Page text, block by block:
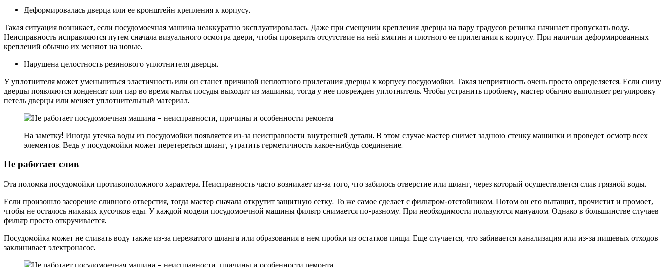
Деформировалась дверца или ее кронштейн крепления к корпусу.
Такая ситуация возникает, если посудомоечная машина неаккуратно эксплуатировалась. Даже при смещении крепления дверцы на пару градусов резинка начинает пропускать воду.
Неисправность исправляются путем сначала визуального осмотра двери, чтобы проверить отсутствие на ней вмятин и плотного ее прилегания к корпусу. При наличии деформированных
креплений обычно их меняют на новые.
Нарушена целостность резинового уплотнителя дверцы.
У уплотнителя может уменьшиться эластичность или он станет причиной неплотного прилегания дверцы к корпусу посудомойки. Такая неприятность очень просто определяется. Если снизу
дверцы появляются конденсат или пар во время мытья посуды выходит из машинки, тогда у нее поврежден уплотнитель. Чтобы устранить проблему, мастер обычно выполняет регулировку
петель дверцы или меняет уплотнительный материал.
На заметку! Иногда утечка воды из посудомойки появляется из-за неисправности внутренней детали. В этом случае мастер снимет заднюю стенку машинки и проведет осмотр всех
элементов. Ведь у посудомойки может перетереться шланг, утратить герметичность какое-нибудь соединение.
Не работает слив
Эта поломка посудомойки противоположного характера. Неисправность часто возникает из-за того, что забилось отверстие или шланг, через который осуществляется слив грязной воды.
Если произошло засорение сливного отверстия, тогда мастер сначала открутит защитную сетку. То же самое сделает с фильтром-отстойником. Потом он его вытащит, прочистит и промоет,
чтобы не осталось никаких кусочков еды. У каждой модели посудомоечной машины фильтр снимается по-разному. При необходимости пользуются мануалом. Однако в большинстве случаев
фильтр просто откручивается.
Посудомойка может не сливать воду также из-за пережатого шланга или образования в нем пробки из остатков пищи. Еще случается, что забивается канализация или из-за пищевых отходов
заклинивает электронасос.